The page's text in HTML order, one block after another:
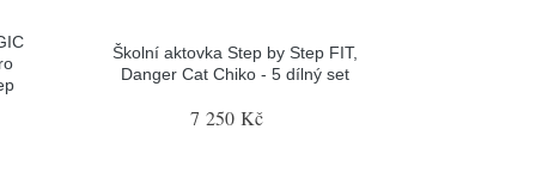
Školní aktovka Step by Step FIT,
Danger Cat Chiko - 5 dílný set
7 250 Kč